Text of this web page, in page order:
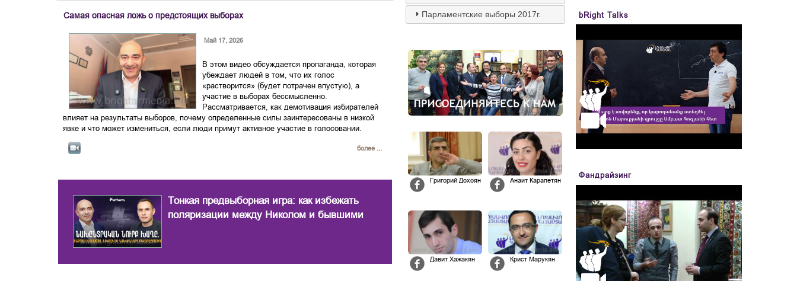
Самая опасная ложь о предстоящих выборах
Май 17, 2026
В этом видео обсуждается пропаганда, которая
убеждает людей в том, что их голос
«растворится» (будет потрачен впустую), а
участие в выборах бессмысленно.
Рассматривается, как демотивация избирателей
влияет на результаты выборов, почему определенные силы заинтересованы в низкой
явке и что может измениться, если люди примут активное участие в голосовании.
более ...
Тонкая предвыборная игра: как избежать
поляризации между Николом и бывшими
Парламентские выборы 2017г.
Григорий Дохоян Анаит Карапетян
Давит Хажакян Крист Марукян
bRight Talks
Фандрайзинг